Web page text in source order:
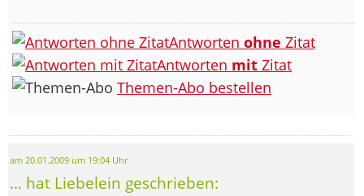
Antworten ohne Zitat
Antworten mit Zitat
Themen-Abo bestellen
am 20.01.2009 um 19:04 Uhr
... hat Liebelein geschrieben: